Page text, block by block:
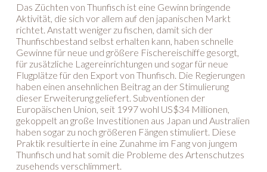
Das Züchten von Thunfisch ist eine Gewinn bringende
Aktivität, die sich vor allem auf den japanischen Markt
richtet. Anstatt weniger zu fischen, damit sich der
Thunfischbestand selbst erhalten kann, haben schnelle
Gewinne für neue und größere Fischereischiffe gesorgt,
für zusätzliche Lagereinrichtungen und sogar für neue
Flugplätze für den Export von Thunfisch. Die Regierungen
haben einen ansehnlichen Beitrag an der Stimulierung
dieser Erweiterung geliefert. Subventionen der
Europäischen Union, seit 1997 wohl US$34 Millionen,
gekoppelt an große Investitionen aus Japan und Australien
haben sogar zu noch größeren Fängen stimuliert. Diese
Praktik resultierte in eine Zunahme im Fang von jungem
Thunfisch und hat somit die Probleme des Artenschutzes
zusehends verschlimmert.